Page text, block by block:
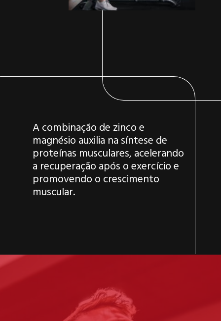
A combinação de zinco e
magnésio auxilia na síntese de
proteínas musculares, acelerando
a recuperação após o exercício e
promovendo o crescimento
muscular.